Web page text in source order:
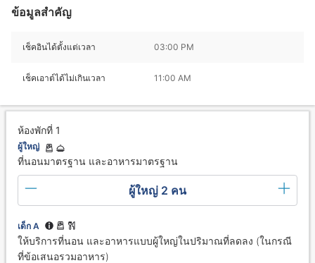
ข้อมูลสำคัญ
เช็คอินได้ตั้งแต่เวลา 03:00 PM
เช็คเอาต์ได้ไม่เกินเวลา 11:00 AM
ห้องพักที่ 1
ผู้ใหญ่
ที่นอนมาตรฐาน และอาหารมาตรฐาน
ผู้ใหญ่ 2 คน
เด็ก A
ให้บริการที่นอน และอาหารแบบผู้ใหญ่ในปริมาณที่ลดลง (ในกรณี
ที่ข้อเสนอรวมอาหาร)